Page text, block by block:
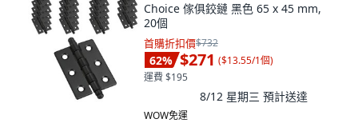
Choice 傢俱鉸鏈 黑色 65 x 45 mm,
20個
首購折扣價$732
62% $271 ($13.55/1個)
運費 $195
8/12 星期三 預計送達
WOW免運